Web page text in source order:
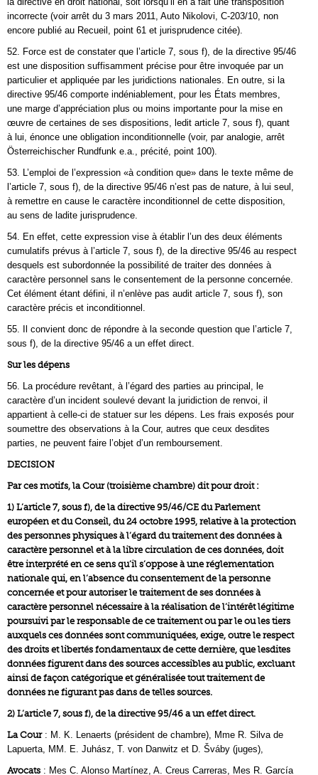
incorrecte (voir arrêt du 3 mars 2011, Auto Nikolovi, C-203/10, non
encore publié au Recueil, point 61 et jurisprudence citée).
52. Force est de constater que l’article 7, sous f), de la directive 95/46
est une disposition suffisamment précise pour être invoquée par un
particulier et appliquée par les juridictions nationales. En outre, si la
directive 95/46 comporte indéniablement, pour les États membres,
une marge d’appréciation plus ou moins importante pour la mise en
œuvre de certaines de ses dispositions, ledit article 7, sous f), quant
à lui, énonce une obligation inconditionnelle (voir, par analogie, arrêt
Österreichischer Rundfunk e.a., précité, point 100).
53. L’emploi de l’expression «à condition que» dans le texte même de
l’article 7, sous f), de la directive 95/46 n’est pas de nature, à lui seul,
à remettre en cause le caractère inconditionnel de cette disposition,
au sens de ladite jurisprudence.
54. En effet, cette expression vise à établir l’un des deux éléments
cumulatifs prévus à l’article 7, sous f), de la directive 95/46 au respect
desquels est subordonnée la possibilité de traiter des données à
caractère personnel sans le consentement de la personne concernée.
Cet élément étant défini, il n’enlève pas audit article 7, sous f), son
caractère précis et inconditionnel.
55. Il convient donc de répondre à la seconde question que l’article 7,
sous f), de la directive 95/46 a un effet direct.
Sur les dépens
56. La procédure revêtant, à l’égard des parties au principal, le
caractère d’un incident soulevé devant la juridiction de renvoi, il
appartient à celle-ci de statuer sur les dépens. Les frais exposés pour
soumettre des observations à la Cour, autres que ceux desdites
parties, ne peuvent faire l’objet d’un remboursement.
DECISION
Par ces motifs, la Cour (troisième chambre) dit pour droit :
1) L’article 7, sous f), de la directive 95/46/CE du Parlement
européen et du Conseil, du 24 octobre 1995, relative à la protection
des personnes physiques à l’égard du traitement des données à
caractère personnel et à la libre circulation de ces données, doit
être interprété en ce sens qu’il s’oppose à une réglementation
nationale qui, en l’absence du consentement de la personne
concernée et pour autoriser le traitement de ses données à
caractère personnel nécessaire à la réalisation de l’intérêt légitime
poursuivi par le responsable de ce traitement ou par le ou les tiers
auxquels ces données sont communiquées, exige, outre le respect
des droits et libertés fondamentaux de cette dernière, que lesdites
données figurent dans des sources accessibles au public, excluant
ainsi de façon catégorique et généralisée tout traitement de
données ne figurant pas dans de telles sources.
2) L’article 7, sous f), de la directive 95/46 a un effet direct.
La Cour: M. K. Lenaerts (président de chambre), Mme R. Silva de
Lapuerta, MM. E. Juhász, T. von Danwitz et D. Šváby (juges),
Avocats : Mes C. Alonso Martínez, A. Creus Carreras, Mes R. García